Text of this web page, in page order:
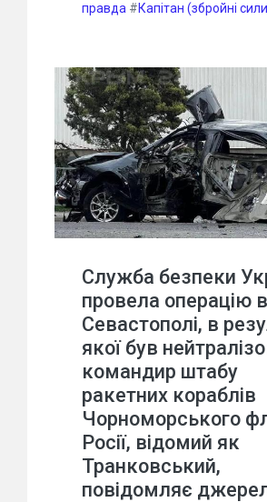
правда #Капітан (збройні
Служба безпеки
провела операцію в
Севастополі, в
якої був
командир штабу
ракетних кораблів
Чорноморського
Росії, відомий як
Транковський,
повідомляє